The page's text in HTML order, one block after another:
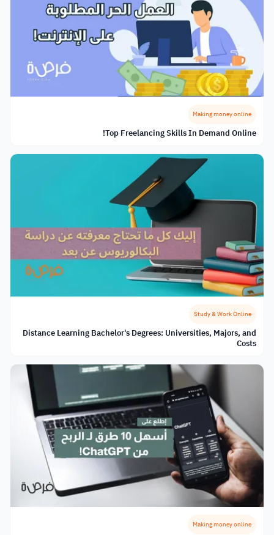
Making money online
Top Freelancing Skills In Demand Online!
Study & Work Online
Distance Learning Bachelor's Degrees: Universities, Majors, and
Costs
Making money online